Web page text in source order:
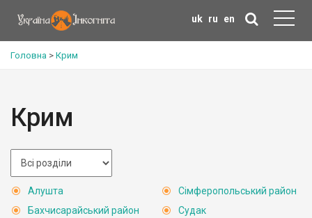
uk ru en
Головна > Крим
Крим
Алушта
Бахчисарайський район
Сімферопольський район
Судак